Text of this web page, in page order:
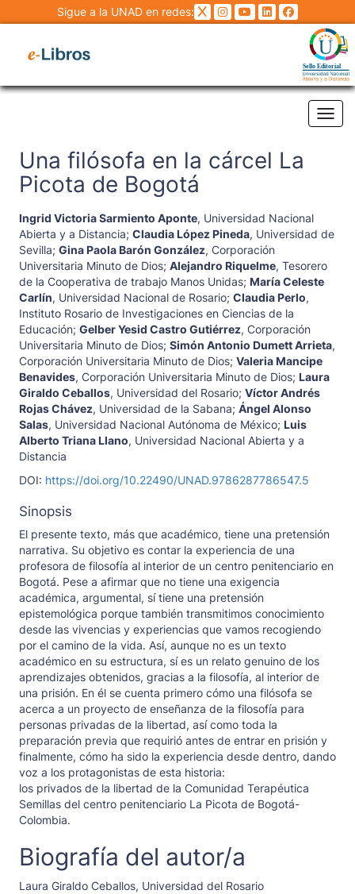
Sigue a la UNAD en redes:
Una filósofa en la cárcel La
Picota de Bogotá
Ingrid Victoria Sarmiento Aponte, Universidad Nacional
Abierta y a Distancia; Claudia López Pineda, Universidad de
Sevilla; Gina Paola Barón González, Corporación
Universitaria Minuto de Dios; Alejandro Riquelme, Tesorero
de la Cooperativa de trabajo Manos Unidas; María Celeste
Carlín, Universidad Nacional de Rosario; Claudia Perlo,
Instituto Rosario de Investigaciones en Ciencias de la
Educación; Gelber Yesid Castro Gutiérrez, Corporación
Universitaria Minuto de Dios; Simón Antonio Dumett Arrieta,
Corporación Universitaria Minuto de Dios; Valeria Mancipe
Benavides, Corporación Universitaria Minuto de Dios; Laura
Giraldo Ceballos, Universidad del Rosario; Víctor Andrés
Rojas Chávez, Universidad de la Sabana; Ángel Alonso
Salas, Universidad Nacional Autónoma de México; Luis
Alberto Triana Llano, Universidad Nacional Abierta y a
Distancia
DOI: https://doi.org/10.22490/UNAD.9786287786547.5
Sinopsis
El presente texto, más que académico, tiene una pretensión
narrativa. Su objetivo es contar la experiencia de una
profesora de filosofía al interior de un centro penitenciario en
Bogotá. Pese a afirmar que no tiene una exigencia
académica, argumental, sí tiene una pretensión
epistemológica porque también transmitimos conocimiento
desde las vivencias y experiencias que vamos recogiendo
por el camino de la vida. Así, aunque no es un texto
académico en su estructura, sí es un relato genuino de los
aprendizajes obtenidos, gracias a la filosofía, al interior de
una prisión. En él se cuenta primero cómo una filósofa se
acerca a un proyecto de enseñanza de la filosofía para
personas privadas de la libertad, así como toda la
preparación previa que requirió antes de entrar en prisión y
finalmente, cómo ha sido la experiencia desde dentro, dando
voz a los protagonistas de esta historia:
los privados de la libertad de la Comunidad Terapéutica
Semillas del centro penitenciario La Picota de Bogotá-
Colombia.
Biografía del autor/a
Laura Giraldo Ceballos, Universidad del Rosario